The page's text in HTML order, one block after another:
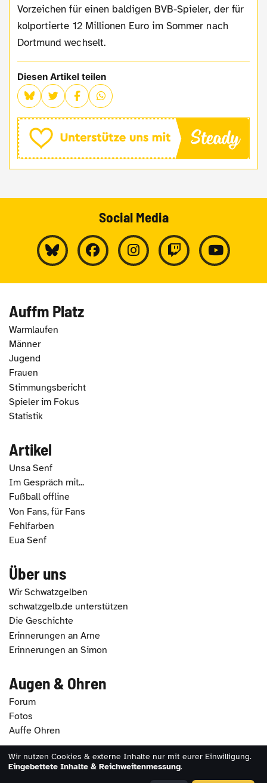
Vorzeichen für einen baldigen BVB-Spieler, der für
kolportierte 12 Millionen Euro im Sommer nach
Dortmund wechselt.
Diesen Artikel teilen
Social Media
Auffm Platz
Warmlaufen
Männer
Jugend
Frauen
Stimmungsbericht
Spieler im Fokus
Statistik
Artikel
Unsa Senf
Im Gespräch mit...
Fußball offline
Von Fans, für Fans
Fehlfarben
Eua Senf
Über uns
Wir Schwatzgelben
schwatzgelb.de unterstützen
Die Geschichte
Erinnerungen an Arne
Erinnerungen an Simon
Augen & Ohren
Forum
Fotos
Auffe Ohren
2026 - schwatzgelb.de |Impressum|Datenschutz
Cookie-Einstellungen
Wir nutzen Cookies & externe Inhalte nur mit eurer Einwilligung.
Eingebettete Inhalte & Reichweitenmessung.